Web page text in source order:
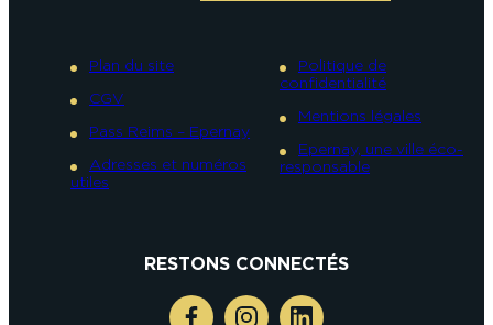
Plan du site
CGV
Pass Reims – Epernay
Adresses et numéros
utiles
Politique de
confidentialité
Mentions légales
Epernay, une ville éco-
responsable
RESTONS CONNECTÉS